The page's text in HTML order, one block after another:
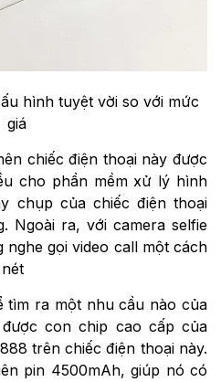
hình tuyệt vời so với mức
giá
chiếc điện thoại này được
cho phần mềm xử lý hình
chụp của chiếc điện thoại
Ngoài ra, với camera selfie
nghe gọi video call một cách
tìm ra một nhu cầu nào của
con chip cao cấp của
trên chiếc điện thoại này.
pin 4500mAh, giúp nó có